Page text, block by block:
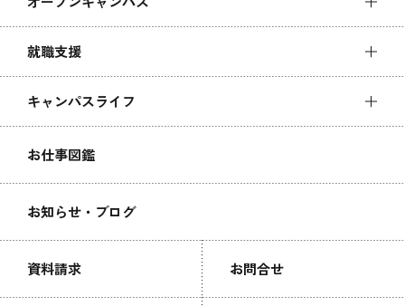
就職支援
キャンパスライフ
お仕事図鑑
お知らせ・ブログ
資料請求 お問合せ